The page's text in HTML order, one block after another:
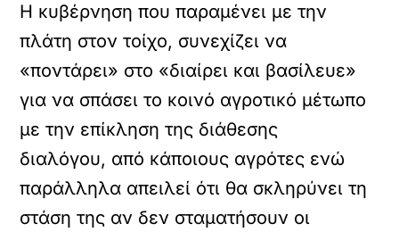
Η κυβέρνηση που παραμένει με την
πλάτη στον τοίχο, συνεχίζει να
«ποντάρει» στο «διαίρει και βασίλευε»
για να σπάσει το κοινό αγροτικό μέτωπο
με την επίκληση της διάθεσης
διαλόγου, από κάποιους αγρότες ενώ
παράλληλα απειλεί ότι θα σκληρύνει τη
στάση της αν δεν σταματήσουν οι